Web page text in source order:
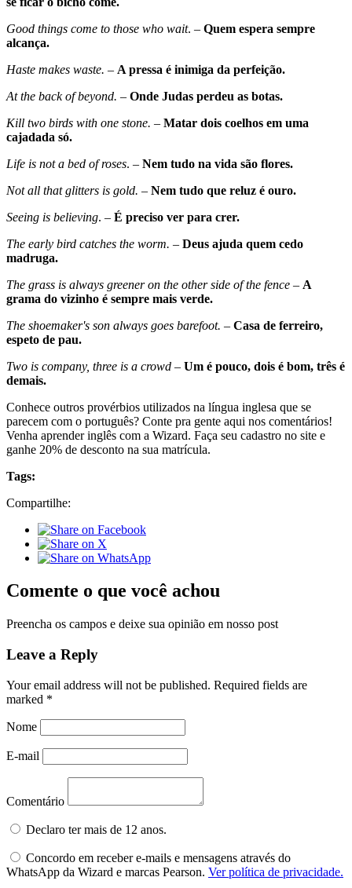
Good things come to those who wait. – Quem espera sempre
alcança.
Haste makes waste. – A pressa é inimiga da perfeição.
At the back of beyond. – Onde Judas perdeu as botas.
Kill two birds with one stone. – Matar dois coelhos em uma
cajadada só.
Life is not a bed of roses. – Nem tudo na vida são flores.
Not all that glitters is gold. – Nem tudo que reluz é ouro.
Seeing is believing. – É preciso ver para crer.
The early bird catches the worm. – Deus ajuda quem cedo
madruga.
The grass is always greener on the other side of the fence – A
grama do vizinho é sempre mais verde.
The shoemaker's son always goes barefoot. – Casa de ferreiro,
espeto de pau.
Two is company, three is a crowd – Um é pouco, dois é bom, três é
demais.
Conhece outros provérbios utilizados na língua inglesa que se
parecem com o português? Conte pra gente aqui nos comentários!
Venha aprender inglês com a Wizard. Faça seu cadastro no site e
ganhe 20% de desconto na sua matrícula.
Tags:
Compartilhe:
Comente o que você achou
Preencha os campos e deixe sua opinião em nosso post
Leave a Reply
Your email address will not be published. Required fields are
marked *
Nome
E-mail
Comentário
Declaro ter mais de 12 anos.
Concordo em receber e-mails e mensagens através do
WhatsApp da Wizard e marcas Pearson. Ver política de privacidade.